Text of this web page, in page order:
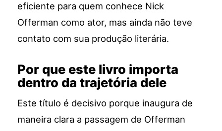
eficiente para quem conhece Nick
Offerman como ator, mas ainda não teve
contato com sua produção literária.
Por que este livro importa
dentro da trajetória dele
Este título é decisivo porque inaugura de
maneira clara a passagem de Offerman